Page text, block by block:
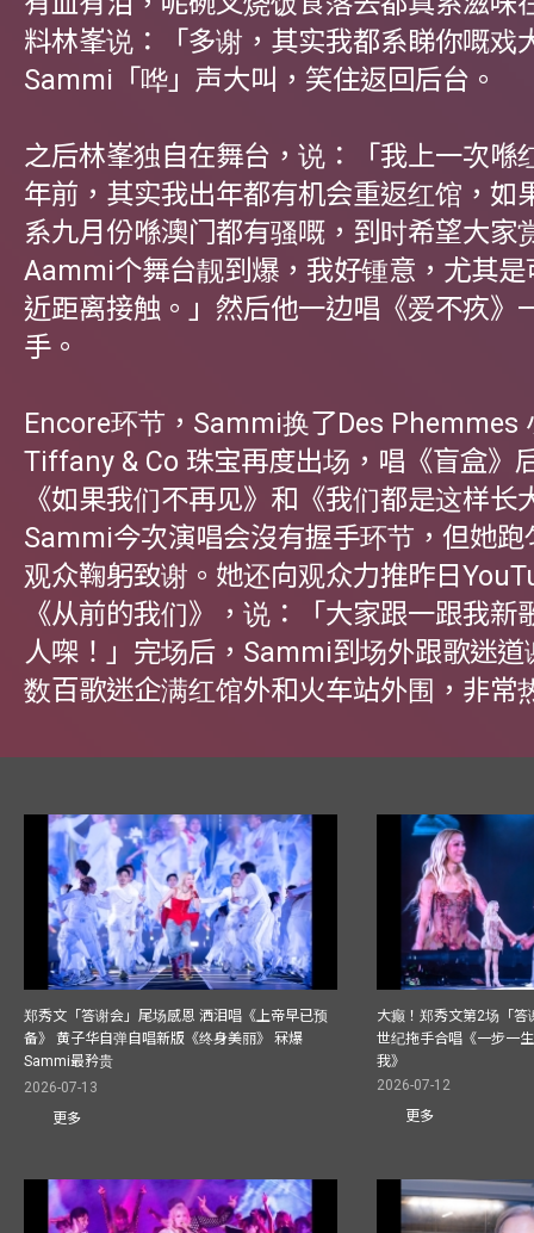
料林峯说：「多谢，其实我都系睇你嘅戏
Sammi「哗」声大叫，笑住返回后台。
之后林峯独自在舞台，说：「我上一次喺
年前，其实我出年都有机会重返红馆，如
系九月份喺澳门都有骚嘅，到时希望大家
Aammi个舞台靓到爆，我好锺意，尤其是
近距离接触。」然后他一边唱《爱不疚》
手。
Encore环节，Sammi换了Des Phemmes
Tiffany & Co 珠宝再度出场，唱《盲盒》
《如果我们不再见》和《我们都是这样长
Sammi今次演唱会沒有握手环节，但她跑
观众鞠躬致谢。她还向观众力推昨日
《从前的我们》，说：「大家跟一跟我新
人㗎！」完场后，Sammi到场外跟歌迷道
数百歌迷企满红馆外和火车站外围，非常
郑秀文「答谢会」尾场感恩 洒泪唱《上帝早已预
备》 黄子华自弹自唱新版《终身美丽》 冧爆
Sammi最矜贵
2026-07-13
更多
大癫！郑秀文第2场「
世纪拖手合唱《一步一
我》
2026-07-12
更多